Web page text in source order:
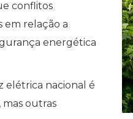
conflitos
em relação a
energética
elétrica nacional é
outras